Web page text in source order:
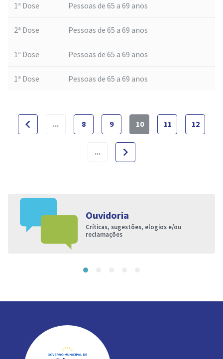
1ª Dose Pessoas de 65 a 69 anos
2ª Dose Pessoas de 65 a 69 anos
1ª Dose Pessoas de 65 a 69 anos
1ª Dose Pessoas de 65 a 69 anos
navigate_before ... 8 9 10 11 12
... navigate_next
Ouvidoria
Críticas, sugestões, elogios e/ou
reclamações